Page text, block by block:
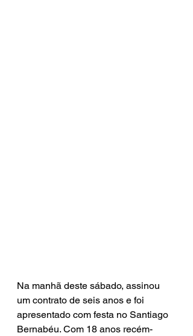
Na manhã deste sábado, assinou
um contrato de seis anos e foi
apresentado com festa no Santiago
Bernabéu. Com 18 anos recém-